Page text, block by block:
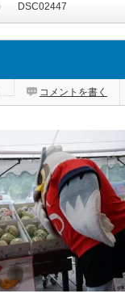
DSC02447
コメントを書く